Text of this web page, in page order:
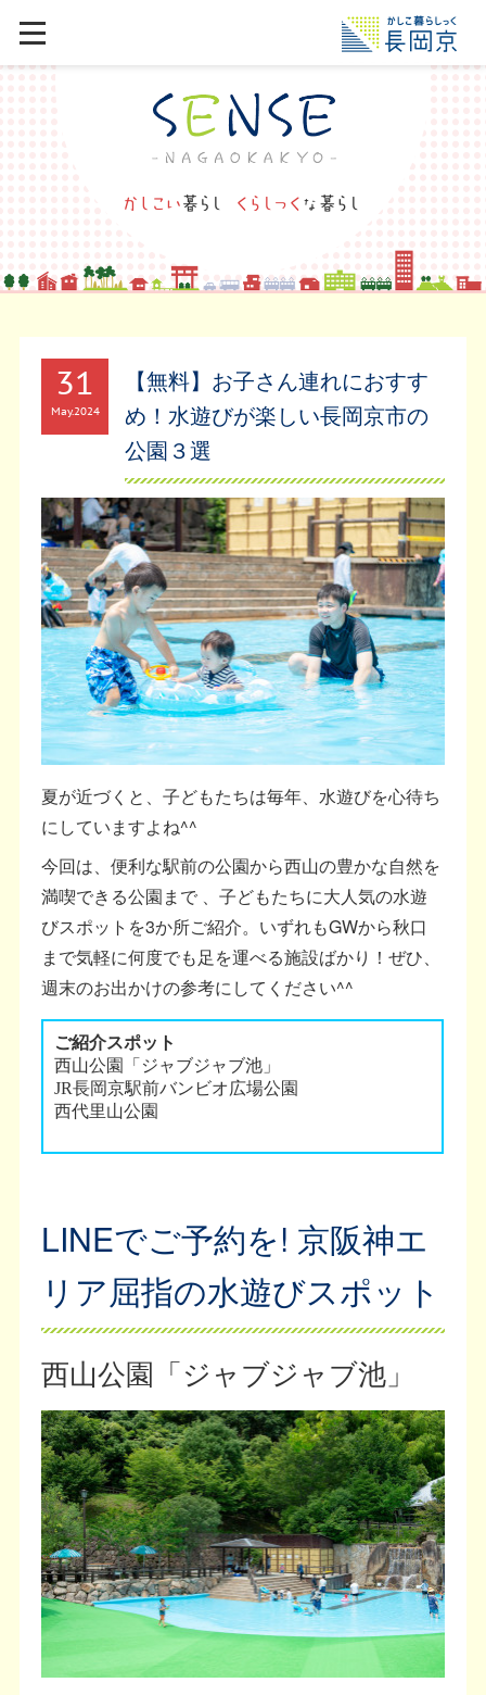
31
May2024
【無料】お子さん連れにおすす
め！水遊びが楽しい長岡京市の
公園３選
夏が近づくと、子どもたちは毎年、水遊びを心待ち
にしていますよね^^
今回は、便利な駅前の公園から西山の豊かな自然を
満喫できる公園まで 、子どもたちに大人気の水遊
びスポットを3か所ご紹介。いずれもGWから秋口
まで気軽に何度でも足を運べる施設ばかり！ぜひ、
週末のお出かけの参考にしてください^^
LINEでご予約を! 京阪神エ
リア屈指の水遊びスポット
西山公園「ジャブジャブ池」